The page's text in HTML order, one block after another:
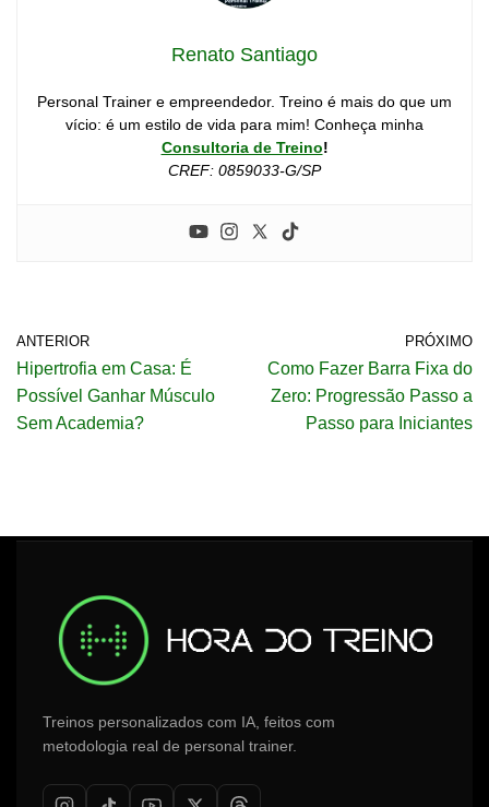
Renato Santiago
Personal Trainer e empreendedor. Treino é mais do que um
vício: é um estilo de vida para mim! Conheça minha
Consultoria de Treino!
CREF: 0859033-G/SP
ANTERIOR
Hipertrofia em Casa: É
Possível Ganhar Músculo
Sem Academia?
PRÓXIMO
Como Fazer Barra Fixa do
Zero: Progressão Passo a
Passo para Iniciantes
Treinos personalizados com IA, feitos com
metodologia real de personal trainer.